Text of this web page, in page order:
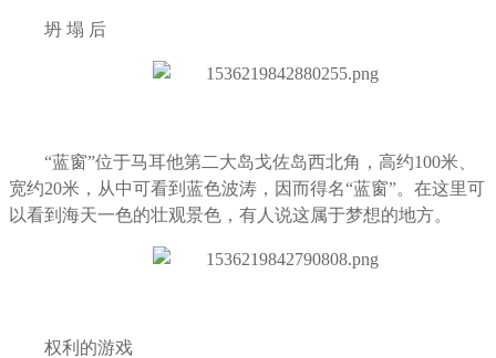
坍 塌 后
“蓝窗”位于马耳他第二大岛戈佐岛西北角，高约100米、
宽约20米，从中可看到蓝色波涛，因而得名“蓝窗”。在这里可
以看到海天一色的壮观景色，有人说这属于梦想的地方。
权利的游戏